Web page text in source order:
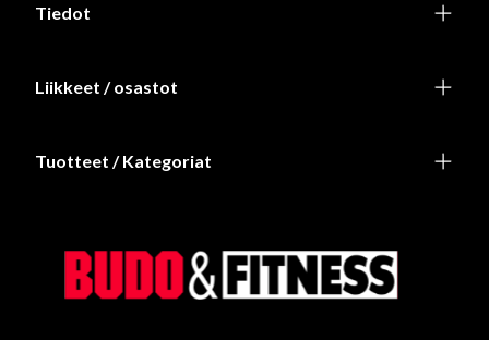
Tiedot
Liikkeet / osastot
Tuotteet / Kategoriat